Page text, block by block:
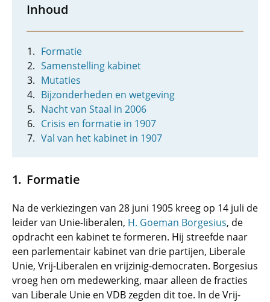
Inhoud
Formatie
Samenstelling kabinet
Mutaties
Bijzonderheden en wetgeving
Nacht van Staal in 2006
Crisis en formatie in 1907
Val van het kabinet in 1907
Formatie
Na de verkiezingen van 28 juni 1905 kreeg op 14 juli de
leider van Unie-liberalen, H. Goeman Borgesius, de
opdracht een kabinet te formeren. Hij streefde naar
een parlementair kabinet van drie partijen, Liberale
Unie, Vrij-Liberalen en vrijzinig-democraten. Borgesius
vroeg hen om medewerking, maar alleen de fracties
van Liberale Unie en VDB zegden dit toe. In de Vrij-